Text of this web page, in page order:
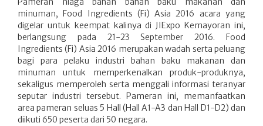
minuman, Food Ingredients (Fi) Asia 2016 acara yang
digelar untuk keempat kalinya di JIExpo Kemayoran ini,
berlangsung pada 21-23 September 2016. Food
Ingredients (Fi) Asia 2016 merupakan wadah serta peluang
bagi para pelaku industri bahan baku makanan dan
minuman untuk memperkenalkan produk-produknya,
sekaligus memperoleh serta menggali informasi teranyar
seputar industri tersebut. Pameran ini, memanfaatkan
area pameran seluas 5 Hall (Hall A1-A3 dan Hall D1-D2) dan
diikuti 650 peserta dari 50 negara.